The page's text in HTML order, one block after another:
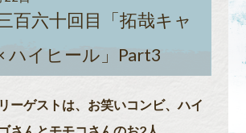
百六十回目「拓哉キャ
ハイヒール」Part3
ーゲストは、お笑いコンビ、ハイ